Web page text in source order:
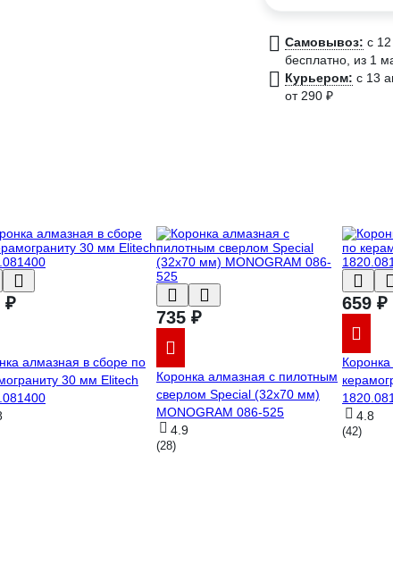
Самовывоз: c 12
бесплатно , из 1
Курьером: c 13
от 290 ₽
₽
алмазная в сборе по
30 мм Elitech
735 ₽
Коронка алмазная с пилотным
сверлом Special (32х70 мм)
MONOGRAM 086-525
4.9
(28)
659 ₽
4.8
(42)